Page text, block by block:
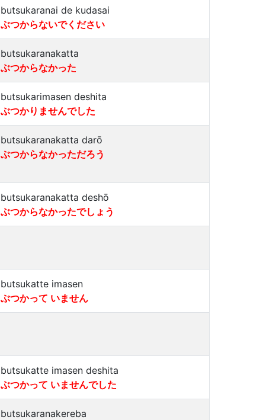
butsukaranai de kudasai
ぶつからないでください
butsukaranakatta
ぶつからなかった
butsukarimasen deshita
ぶつかりませんでした
butsukaranakatta darō
ぶつからなかっただろう
butsukaranakatta deshō
ぶつからなかったでしょう
butsukatte imasen
ぶつかって いません
butsukatte imasen deshita
ぶつかって いませんでした
butsukaranakereba